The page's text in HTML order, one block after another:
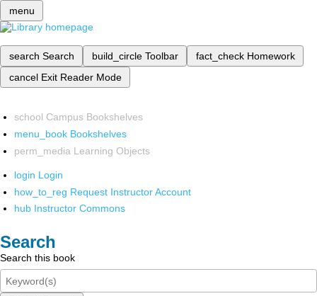
menu
search Search build_circle Toolbar fact_check Homework
cancel Exit Reader Mode
school Campus Bookshelves
menu_book Bookshelves
perm_media Learning Objects
login Login
how_to_reg Request Instructor Account
hub Instructor Commons
Search
Search this book